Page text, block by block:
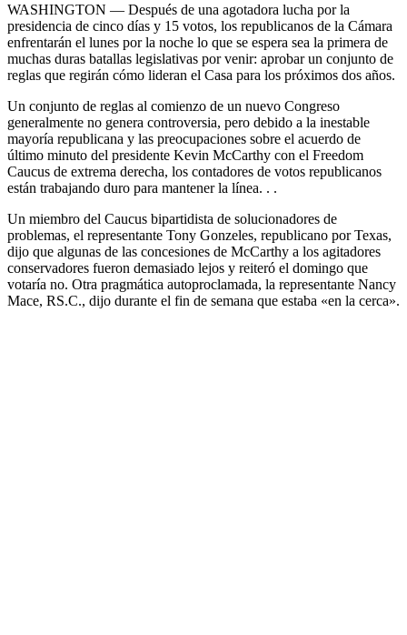
WASHINGTON — Después de una agotadora lucha por la
presidencia de cinco días y 15 votos, los republicanos de la Cámara
enfrentarán el lunes por la noche lo que se espera sea la primera de
muchas duras batallas legislativas por venir: aprobar un conjunto de
reglas que regirán cómo lideran el Casa para los próximos dos años.
Un conjunto de reglas al comienzo de un nuevo Congreso
generalmente no genera controversia, pero debido a la inestable
mayoría republicana y las preocupaciones sobre el acuerdo de
último minuto del presidente Kevin McCarthy con el Freedom
Caucus de extrema derecha, los contadores de votos republicanos
están trabajando duro para mantener la línea. . .
Un miembro del Caucus bipartidista de solucionadores de
problemas, el representante Tony Gonzeles, republicano por Texas,
dijo que algunas de las concesiones de McCarthy a los agitadores
conservadores fueron demasiado lejos y reiteró el domingo que
votaría no. Otra pragmática autoproclamada, la representante Nancy
Mace, RS.C., dijo durante el fin de semana que estaba «en la cerca».